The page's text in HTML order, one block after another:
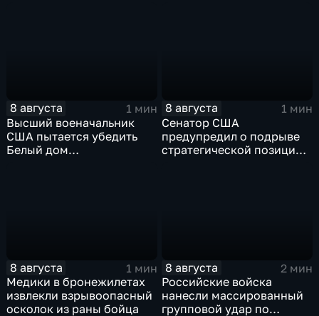
8 августа
1 мин
Высший военачальник
США пытается убедить
Белый дом
8 августа
1 мин
Сенатор США
предупредил о подрыве
стратегической позиции
8 августа
1 мин
Медики в бронежилетах
извлекли взрывоопасный
осколок из раны бойца
8 августа
2 мин
Российские войска
нанесли массированный
групповой удар по